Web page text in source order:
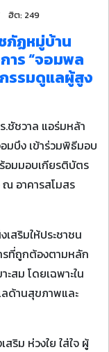
ฮิต: 249
ภัฏหมู่บ้าน
าร “จอมพล
รรมดูแลผู้สูง
ชัชวาล แอร่มหล้า
มบึง เข้าร่วมพิธีมอบ
อมมอบเกียรติบัตร
ณ อาคารสโมสร
สริมให้ประชาชน
รที่ถูกต้องตามหลัก
สม โดยเฉพาะใน
ด้านสุขภาพและ
ริม ห่วงใย ใส่ใจ ผู้